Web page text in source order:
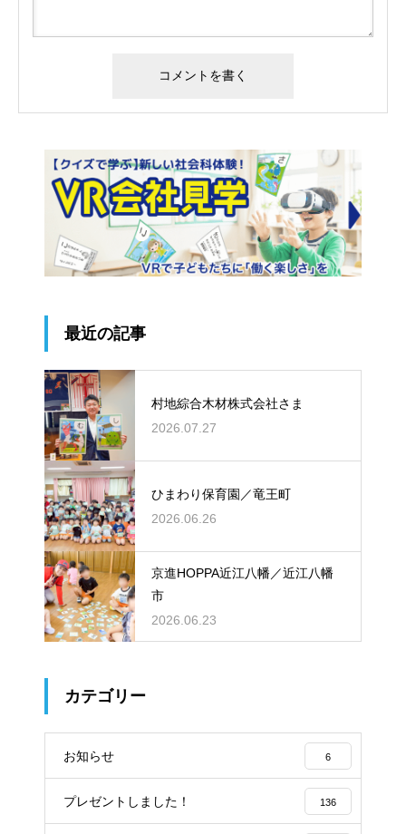
最近の記事
村地綜合木材株式会社さま
2026.07.27
ひまわり保育園／竜王町
2026.06.26
京進HOPPA近江八幡／近江八幡
市
2026.06.23
カテゴリー
お知らせ 6
プレゼントしました！ 136